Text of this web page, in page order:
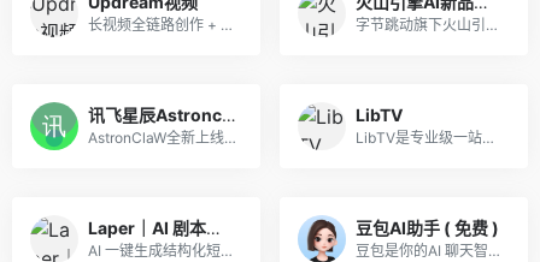
长视频全链路创作 + 节点式无限画布 + AI 智能助手 Agent，一站式整合图文视频大模型，覆盖剧本、分镜、成片全流程，主打中长视频批量自动化创作 字节跳动旗下火山引擎重磅 AI 产品矩阵来袭！火山引擎 ArkClaw智能体、火山方舟Agent Plan、Seedance 2.0 ——三大王牌覆盖开发者、创作者、企业用户。AI 风口正盛，好产品自带流量。
讯飞星辰Astronclaw
AstronClaW全新上线，基于OpenClaw核心能力，内置多场景模版开箱即用，安全养虾，就来讯飞星辰
LibTV
LibTV是专业级一站式 AI 视频创作平台, “无限画布 + 节点工作流”，支持人机协同与 AI Agent 全自动生成，主打高可控、全链路、工业化视频生产。
Laper｜AI 剧本多人协作平台
AI 一键生成结构化短剧剧本，支持多人协同编辑，创作效率提升 80%，过稿率高适合长期变现
豆包AI助手 ( 免费 )
豆包是你的AI 聊天智能对话问答助手